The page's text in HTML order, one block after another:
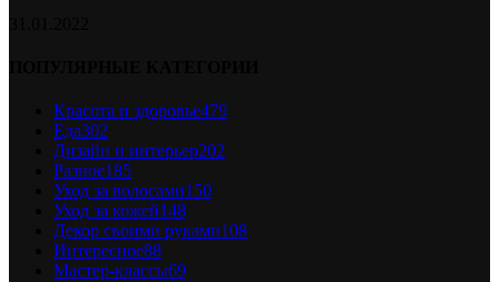
Красота и здоровье479
Еда302
Дизайн и интерьер202
Разное185
Уход за волосами150
Уход за кожей148
Декор своими руками108
Интересное88
Мастер-классы69